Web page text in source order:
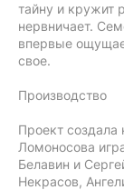
тайну и кружит
нервничает.
впервые
свое.
Производство
Проект
Ломоносова
Белавин и
Некрасов,